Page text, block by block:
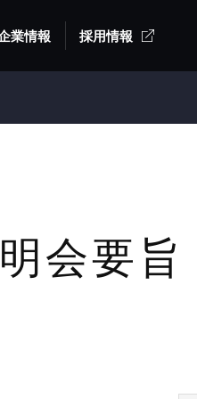
業情報 採用情報
会要旨